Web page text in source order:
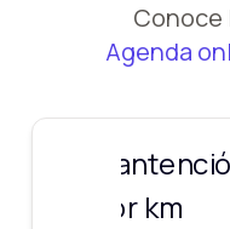
Conoce
Agenda